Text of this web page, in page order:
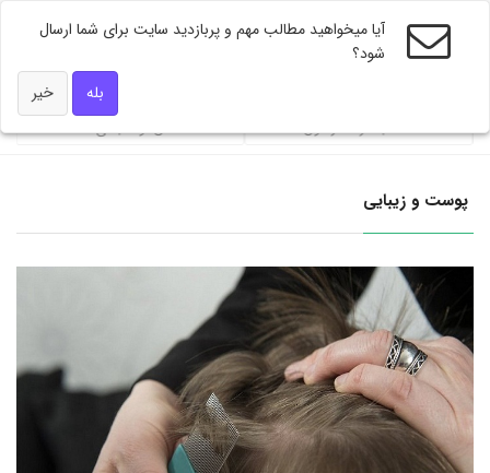
محاسبه گر فشار خون
شاخص توده بندی BMI
پوست و زیبایی
آیا میخواهید مطالب مهم و پربازدید سایت برای شما ارسال
شود؟
بله
خیر